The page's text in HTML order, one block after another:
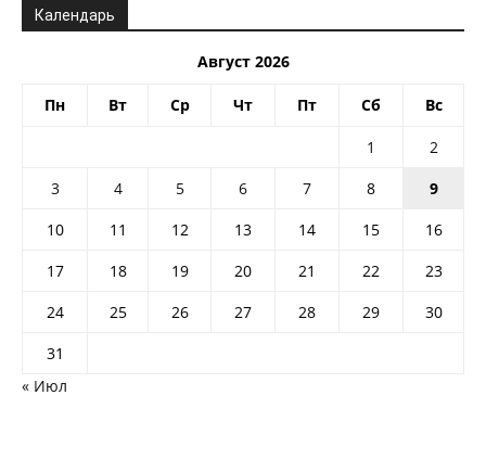
Календарь
Август 2026
Пн Вт Ср Чт Пт Сб Вс
1
2
3
4 5 6 7 8
9
10
11 12 13 14 15
16
17
18 19 20 21 22
23
24
25 26 27 28 29
30
31
« Июл